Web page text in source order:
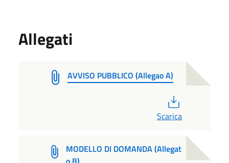
Allegati
AVVISO PUBBLICO (Allegao A)
Scarica
MODELLO DI DOMANDA (Allegat